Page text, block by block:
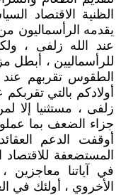
الظنية الاقتصاد
يقدمه الرأسماليون
عند الله زلفى ،
للرأسماليين ، أبطل
الطقوس تقربهم عند
أولادكم بالتي
زلفى ، مستثنيا إلا
جزاء الضعف بما
أوقفت الدعم
المستضعفة
في آياتنا معاجزين
الأخروي ، أولئك في